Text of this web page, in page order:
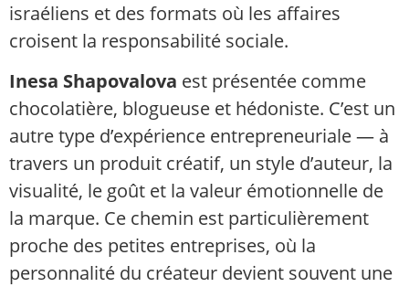
israéliens et des formats où les affaires
croisent la responsabilité sociale.
Inesa Shapovalova est présentée comme
chocolatière, blogueuse et hédoniste. C’est un
autre type d’expérience entrepreneuriale — à
travers un produit créatif, un style d’auteur, la
visualité, le goût et la valeur émotionnelle de
la marque. Ce chemin est particulièrement
proche des petites entreprises, où la
personnalité du créateur devient souvent une